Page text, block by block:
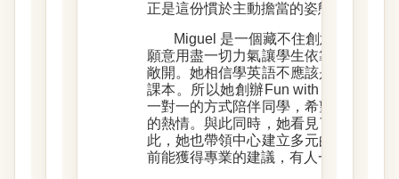
正是這份慣於主動擔當的姿態，讓身邊
Miguel 是一個藏不住創意的人，
願意用盡一切力氣讓學生依靠，多年來
敞開。她相信學英語不應該是孤獨的、
課本。所以她創辦Fun with English，
一對一的方式陪伴同學，希望透過語言
的熱情。與此同時，她看見了學生「不
此，她也帶領中心建立多元的寫作支援
前能獲得專業的建議，有人一路相伴，